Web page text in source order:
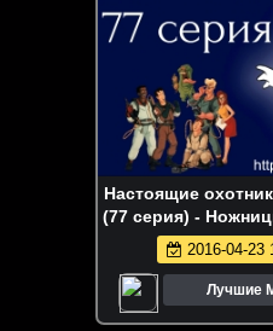
Настоящие
(77 серия) -
by a
2016-04-23
Лучшие